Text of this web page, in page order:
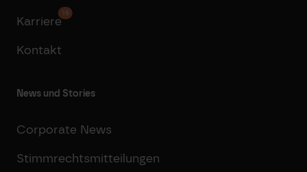
Karriere
16
Kontakt
News und Stories
Corporate News
Stimmrechtsmitteilungen